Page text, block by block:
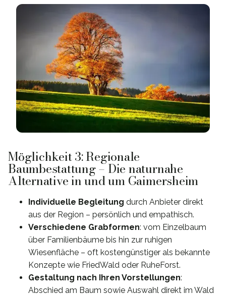
Möglichkeit 3: Regionale
Baumbestattung – Die naturnahe
Alternative in und um Gaimersheim
Individuelle Begleitung durch Anbieter direkt
aus der Region – persönlich und empathisch.
Verschiedene Grabformen: vom Einzelbaum
über Familienbäume bis hin zur ruhigen
Wiesenfläche – oft kostengünstiger als bekannte
Konzepte wie FriedWald oder RuheForst.
Gestaltung nach Ihren Vorstellungen:
Abschied am Baum sowie Auswahl direkt im Wald